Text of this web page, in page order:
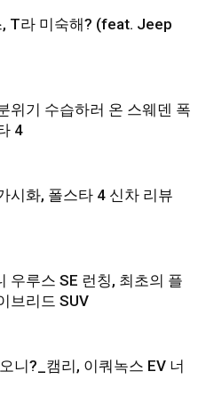
T라 미숙해? (feat. Jeep
위기 수습하러 온 스웨덴 폭
4
시화, 폴스타 4 신차 리뷰
우루스 SE 런칭, 최초의 플
브리드 SUV
니?_캠리, 이쿼녹스 EV 너